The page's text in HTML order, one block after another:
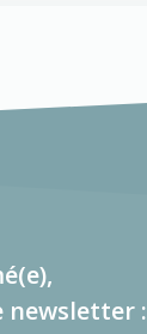
newsletter :